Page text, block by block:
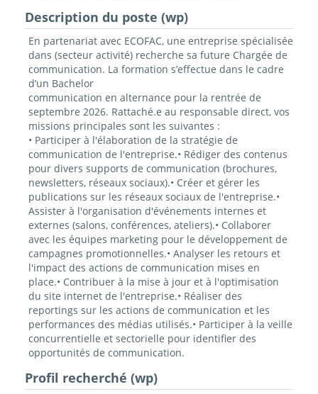
Description du poste (wp)
En partenariat avec ECOFAC, une entreprise spécialisée
dans (secteur activité) recherche sa future Chargée de
communication. La formation s’effectue dans le cadre
d’un Bachelor
communication en alternance pour la rentrée de
septembre 2026. Rattaché.e au responsable direct, vos
missions principales sont les suivantes :
• Participer à l'élaboration de la stratégie de
communication de l'entreprise.• Rédiger des contenus
pour divers supports de communication (brochures,
newsletters, réseaux sociaux).• Créer et gérer les
publications sur les réseaux sociaux de l'entreprise.•
Assister à l'organisation d'événements internes et
externes (salons, conférences, ateliers).• Collaborer
avec les équipes marketing pour le développement de
campagnes promotionnelles.• Analyser les retours et
l'impact des actions de communication mises en
place.• Contribuer à la mise à jour et à l'optimisation
du site internet de l'entreprise.• Réaliser des
reportings sur les actions de communication et les
performances des médias utilisés.• Participer à la veille
concurrentielle et sectorielle pour identifier des
opportunités de communication.
Profil recherché (wp)